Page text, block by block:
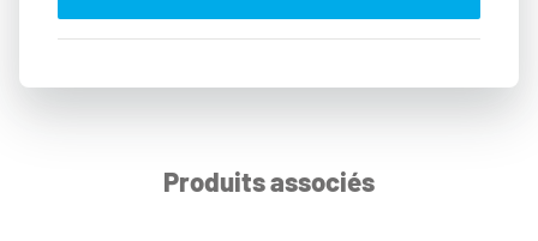
Produits associés